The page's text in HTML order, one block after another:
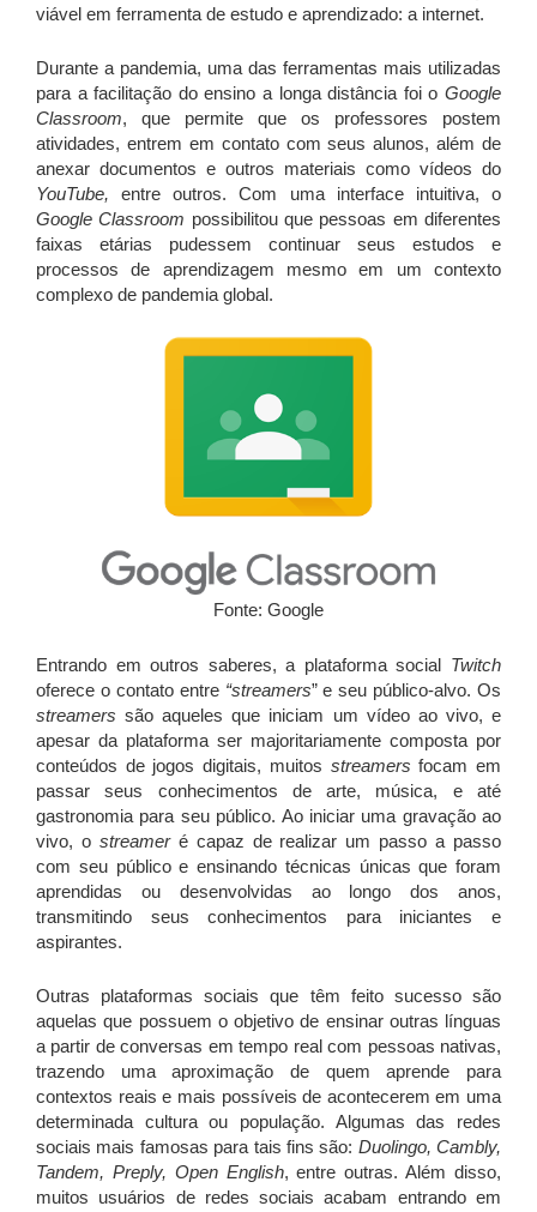
viável em ferramenta de estudo e aprendizado: a internet.
Durante a pandemia, uma das ferramentas mais utilizadas
para a facilitação do ensino a longa distância foi o Google
Classroom, que permite que os professores postem
atividades, entrem em contato com seus alunos, além de
anexar documentos e outros materiais como vídeos do
YouTube, entre outros. Com uma interface intuitiva, o
Google Classroom possibilitou que pessoas em diferentes
faixas etárias pudessem continuar seus estudos e
processos de aprendizagem mesmo em um contexto
complexo de pandemia global.
Fonte: Google
Entrando em outros saberes, a plataforma social Twitch
oferece o contato entre “streamers” e seu público-alvo. Os
streamers são aqueles que iniciam um vídeo ao vivo, e
apesar da plataforma ser majoritariamente composta por
conteúdos de jogos digitais, muitos streamersfocam em
passar seus conhecimentos de arte, música, e até
gastronomia para seu público. Ao iniciar uma gravação ao
vivo, ostreamer é capaz de realizar um passo a passo
com seu público e ensinando técnicas únicas que foram
aprendidas ou desenvolvidas ao longo dos anos,
transmitindo seus conhecimentos para iniciantes e
aspirantes.
Outras plataformas sociais que têm feito sucesso são
aquelas que possuem o objetivo de ensinar outras línguas
a partir de conversas em tempo real com pessoas nativas,
trazendo uma aproximação de quem aprende para
contextos reais e mais possíveis de acontecerem em uma
determinada cultura ou população. Algumas das redes
sociais mais famosas para tais fins são: Duolingo, Cambly,
Tandem, Preply, Open English, entre outras. Além disso,
muitos usuários de redes sociais acabam entrando em